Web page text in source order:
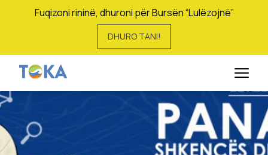
Fuqizoni rininë, dhuroni për Bursën “Lulëzojnë”
DHURO TANI!